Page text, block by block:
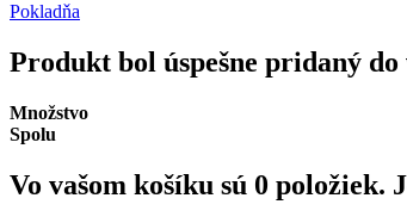
Pokladňa
Produkt bol úspešne pridaný do
Množstvo
Spolu
Vo vašom košíku sú 0 položiek.